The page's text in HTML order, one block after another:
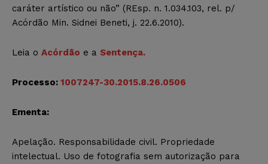
caráter artístico ou não” (REsp. n. 1.034.103, rel. p/
Acórdão Min. Sidnei Beneti, j. 22.6.2010).
Leia o Acórdão e a Sentença.
Processo: 1007247-30.2015.8.26.0506
Ementa:
Apelação. Responsabilidade civil. Propriedade
intelectual. Uso de fotografia sem autorização para